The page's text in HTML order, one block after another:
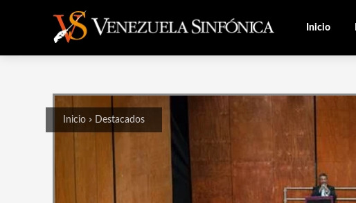
Inicio
Inicio Destacados